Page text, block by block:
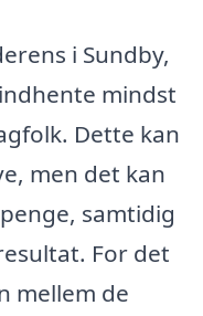
i Sundby,
mindst
Dette kan
men det kan
samtidig
For det
mellem de